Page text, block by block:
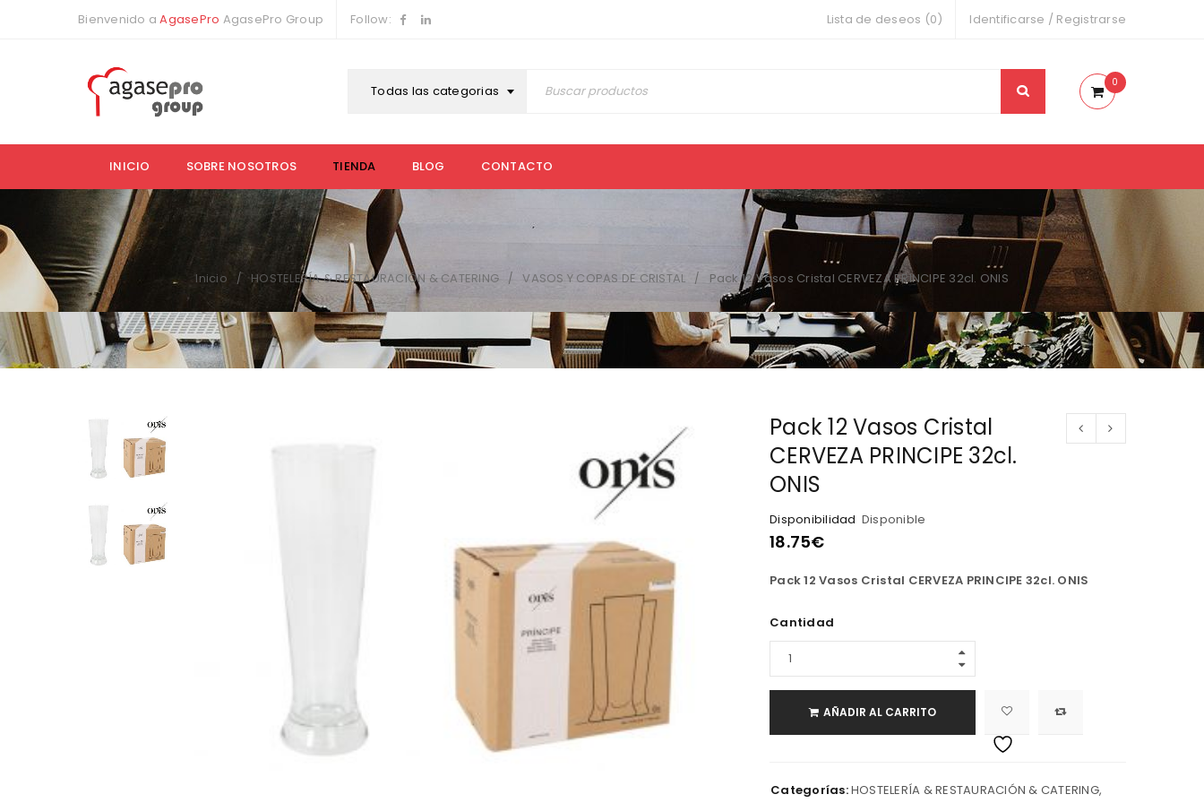
Bienvenido aAgasePro AgasePro Group Follow: Identificarse / Registrarse
Lista de deseos (0)
Todas las categorias
0
INICIO SOBRE NOSOTROS TIENDA BLOG CONTACTO
Inicio / HOSTELERÍA & RESTAURACIÓN & CATERING / VASOS Y COPAS DE CRISTAL / Pack 12 Vasos Cristal CERVEZA PRINCIPE 32cl. ONIS
Pack 12 Vasos Cristal
CERVEZA PRINCIPE 32cl.
ONIS
Disponibilidad Disponible
18.75€
Pack 12 Vasos Cristal CERVEZA PRINCIPE 32cl. ONIS
Cantidad
AÑADIR AL CARRITO
Categorías:HOSTELERÍA & RESTAURACIÓN & CATERING,